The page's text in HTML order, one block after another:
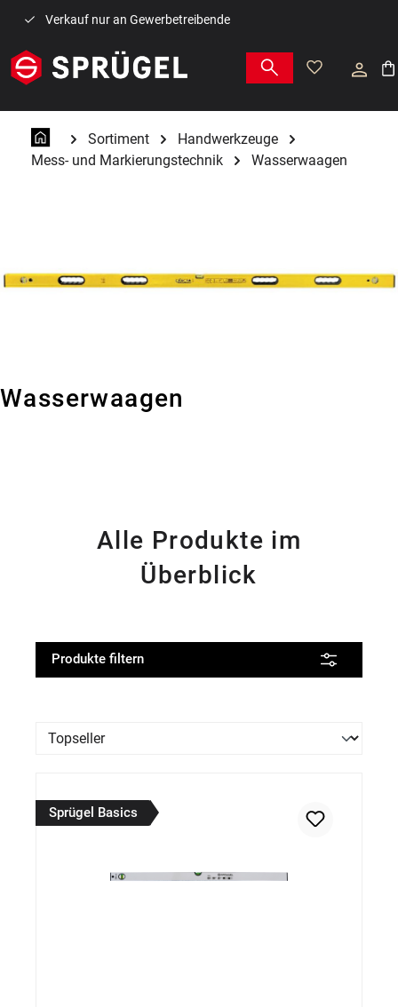
Zum Hauptinhalt springen
Verkauf nur an Gewerbetreibende
Sortiment
Handwerkzeuge
Mess- und Markierungstechnik
Wasserwaagen
Wasserwaagen
Alle Produkte im
Überblick
Produkte filtern
Sprügel Basics